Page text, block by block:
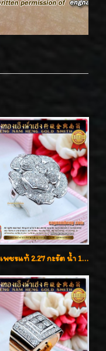
แหวนเพชรแท้ 2.27 กะรัต น้ำ 100% เบลเยี่ยมคัท ลวดลายดอกกุหลาบหรู